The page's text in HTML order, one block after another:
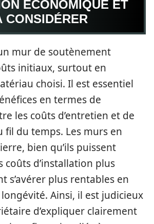
ÉCONOMIQUE ET
CONSIDÉRER
mur de soutènement
initiaux, surtout en
choisi. Il est essentiel
en termes de
les coûts d’entretien et de
fil du temps. Les murs en
bien qu’ils puissent
coûts d’installation plus
s’avérer plus rentables en
Ainsi, il est judicieux
d’expliquer clairement